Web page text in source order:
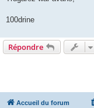
100drine
Répondre
Accueil du forum